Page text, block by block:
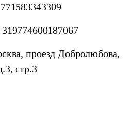
проезд Добролюбова,
стр.3